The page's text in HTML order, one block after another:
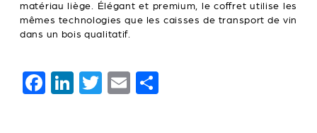
matériau liège. Élégant et premium, le coffret utilise les
mêmes technologies que les caisses de transport de vin
dans un bois qualitatif.
F
Li
T
E